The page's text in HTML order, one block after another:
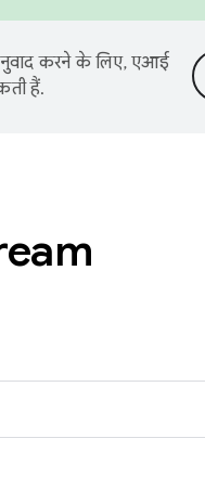
करने के लिए, एआई
हैं.